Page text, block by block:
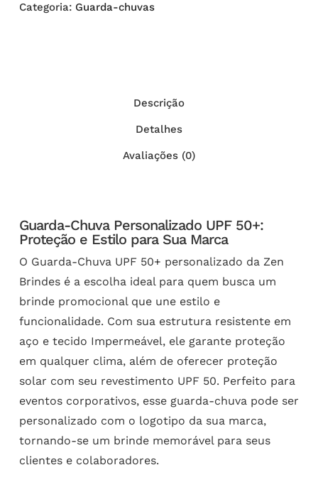
Categoria: Guarda-chuvas
Descrição
Detalhes
Avaliações (0)
Guarda-Chuva Personalizado UPF 50+:
Proteção e Estilo para Sua Marca
O Guarda-Chuva UPF 50+ personalizado da Zen
Brindes é a escolha ideal para quem busca um
brinde promocional que une estilo e
funcionalidade. Com sua estrutura resistente em
aço e tecido Impermeável, ele garante proteção
em qualquer clima, além de oferecer proteção
solar com seu revestimento UPF 50. Perfeito para
eventos corporativos, esse guarda-chuva pode ser
personalizado com o logotipo da sua marca,
tornando-se um brinde memorável para seus
clientes e colaboradores.